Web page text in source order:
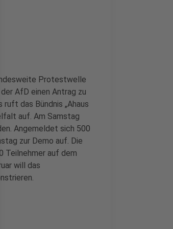
Protestwelle
AfD einen Antrag zu
das Bündnis „Ahaus
auf. Am Samstag
Angemeldet sich 500
zur Demo auf. Die
Teilnehmer auf dem
will das